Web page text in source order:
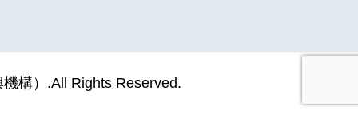
構）.All Rights Reserved.